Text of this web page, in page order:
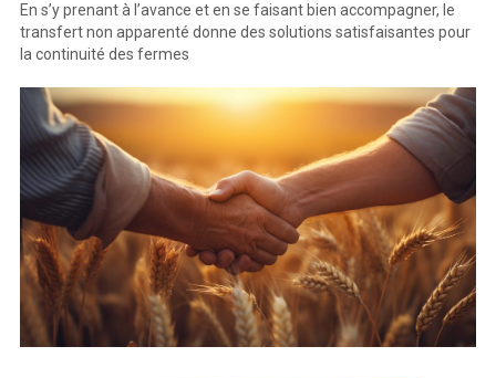
En s’y prenant à l’avance et en se faisant bien accompagner, le
transfert non apparenté donne des solutions satisfaisantes pour
la continuité des fermes